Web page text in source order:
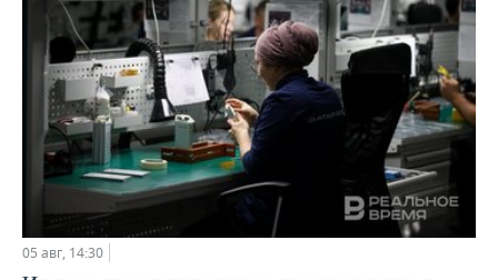
05 авг, 14:30